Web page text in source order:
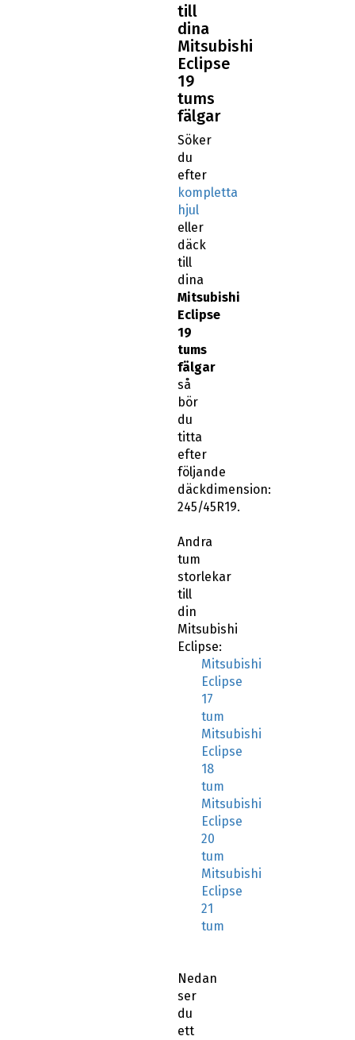
till
dina
Mitsubishi
Eclipse
19
tums
fälgar
Söker
du
efter
kompletta
hjul
eller
däck
till
dina
Mitsubishi
Eclipse
19
tums
fälgar
så
bör
du
titta
efter
följande
däckdimension:
245/45R19.
Andra
tum
storlekar
till
din
Mitsubishi
Eclipse:
Mitsubishi
Eclipse
17
tum
Mitsubishi
Eclipse
18
tum
Mitsubishi
Eclipse
20
tum
Mitsubishi
Eclipse
21
tum
Nedan
ser
du
ett